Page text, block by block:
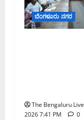
ಬೆಂಗಳೂರು ನಗರ
The Bengaluru Live
2026 7:41 PM
0